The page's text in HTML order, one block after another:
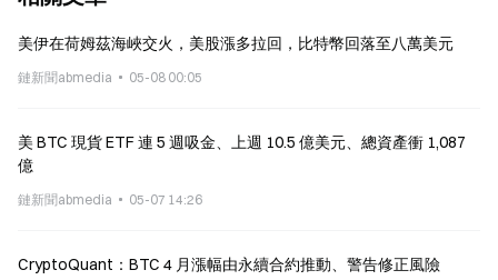
美伊在荷姆茲海峽交火，美股漲多拉回，比特幣回落至八萬美元
鏈新聞abmedia 05-08 00:05
美 BTC 現貨 ETF 連 5 週吸金、上週 10.5 億美元、總資產衝 1,087
億
鏈新聞abmedia 05-07 14:26
CryptoQuant：BTC 4 月漲幅由永續合約推動、警告修正風險